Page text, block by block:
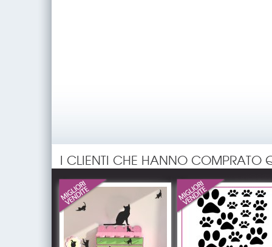
I CLIENTI CHE HANNO COMPRATO